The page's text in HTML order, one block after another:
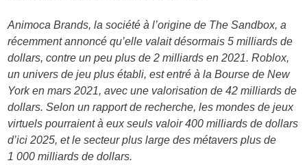
Animoca Brands, la société à l’origine de The Sandbox, a
récemment annoncé qu’elle valait désormais 5 milliards de
dollars, contre un peu plus de 2 milliards en 2021. Roblox,
un univers de jeu plus établi, est entré à la Bourse de New
York en mars 2021, avec une valorisation de 42 milliards de
dollars. Selon un rapport de recherche, les mondes de jeux
virtuels pourraient à eux seuls valoir 400 milliards de dollars
d’ici 2025, et le secteur plus large des métavers plus de
1 000 milliards de dollars.